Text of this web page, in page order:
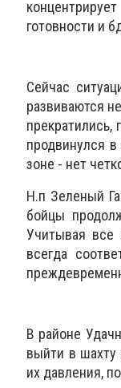
готовности и
Сейчас
развиваются
прекратились,
продвинулся
зоне - нет
Н.п Зеленый
бойцы
Учитывая все
всегда
В районе
выйти в шахту
их давления,